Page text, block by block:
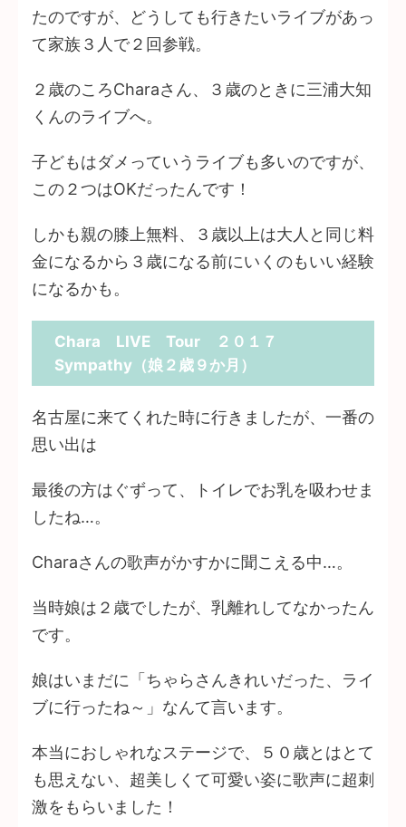
たのですが、どうしても行きたいライブがあっ
て家族３人で２回参戦。
２歳のころCharaさん、３歳のときに三浦大知
くんのライブへ。
子どもはダメっていうライブも多いのですが、
この２つはOKだったんです！
しかも親の膝上無料、３歳以上は大人と同じ料
金になるから３歳になる前にいくのもいい経験
になるかも。
Chara LIVE Tour ２０１７
Sympathy（娘２歳９か月）
名古屋に来てくれた時に行きましたが、一番の
思い出は
最後の方はぐずって、トイレでお乳を吸わせま
したね…。
Charaさんの歌声がかすかに聞こえる中…。
当時娘は２歳でしたが、乳離れしてなかったん
です。
娘はいまだに「ちゃらさんきれいだった、ライ
ブに行ったね～」なんて言います。
本当におしゃれなステージで、５０歳とはとて
も思えない、超美しくて可愛い姿に歌声に超刺
激をもらいました！